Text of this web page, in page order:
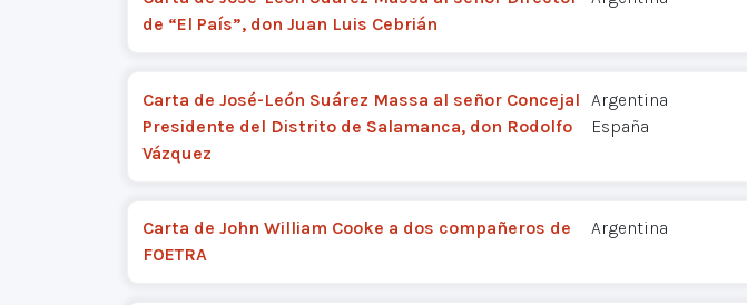
de “El País”, don Juan Luis Cebrián
Carta de José-León Suárez Massa al señor Concejal
Presidente del Distrito de Salamanca, don Rodolfo
Vázquez
Argentina
España
Carta de John William Cooke a dos compañeros de
FOETRA
Argentina